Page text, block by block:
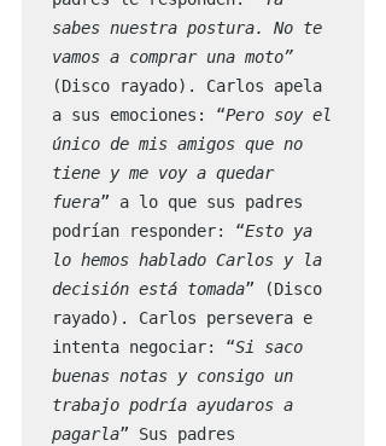
sabes nuestra postura. No te
vamos a comprar una moto”
(Disco rayado). Carlos apela
a sus emociones: “Pero soy el
único de mis amigos que no
tiene y me voy a quedar
fuera” a lo que sus padres
podrían responder: “Esto ya
lo hemos hablado Carlos y la
decisión está tomada” (Disco
rayado). Carlos persevera e
intenta negociar: “Si saco
buenas notas y consigo un
trabajo podría ayudaros a
pagarla” Sus padres